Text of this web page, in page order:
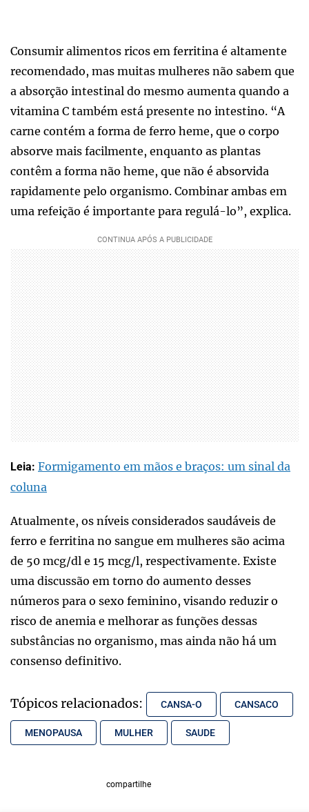
Consumir alimentos ricos em ferritina é altamente
recomendado, mas muitas mulheres não sabem que
a absorção intestinal do mesmo aumenta quando a
vitamina C também está presente no intestino. “A
carne contém a forma de ferro heme, que o corpo
absorve mais facilmente, enquanto as plantas
contêm a forma não heme, que não é absorvida
rapidamente pelo organismo. Combinar ambas em
uma refeição é importante para regulá-lo”, explica.
Leia: Formigamento em mãos e braços: um sinal da
coluna
Atualmente, os níveis considerados saudáveis de
ferro e ferritina no sangue em mulheres são acima
de 50 mcg/dl e 15 mcg/l, respectivamente. Existe
uma discussão em torno do aumento desses
números para o sexo feminino, visando reduzir o
risco de anemia e melhorar as funções dessas
substâncias no organismo, mas ainda não há um
consenso definitivo.
Tópicos relacionados: CANSA-O CANSACO
MENOPAUSA MULHER SAUDE
compartilhe